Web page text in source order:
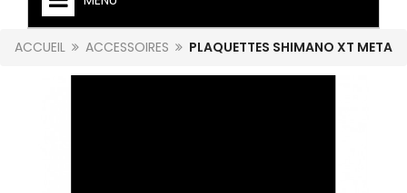
ACCUEIL ACCESSOIRES PLAQUETTES SHIMANO XT META